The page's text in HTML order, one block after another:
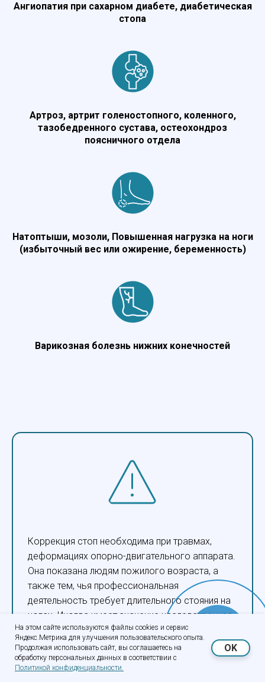
Ангиопатия при сахарном диабете, диабетическая
стопа
Артроз, артрит голеностопного, коленного,
тазобедренного сустава, остеохондроз
поясничного отдела
Натоптыши, мозоли, Повышенная нагрузка на ноги
(избыточный вес или ожирение, беременность)
Варикозная болезнь нижних конечностей
Коррекция стоп необходима при травмах,
деформациях опорно-двигательного аппарата.
Она показана людям пожилого возраста, а
также тем, чья профессиональная
деятельность требует длительного стояния на
ногах. Иногда имеет значение наследственная
предрасположенность. К примеру, у некоторых
людей имеются врожденные патологии нижних
конечностей, наблюдается нестабильность
суставов, нарушение осанки. В этом случае
На этом сайте используются файлы cookies и сервис
Яндекс.Метрика для улучшения пользовательского опыта.
Продолжая использовать сайт, вы соглашаетесь на
обработку персональных данных в соответствии с
Политикой конфиденциальности.
OK
запись